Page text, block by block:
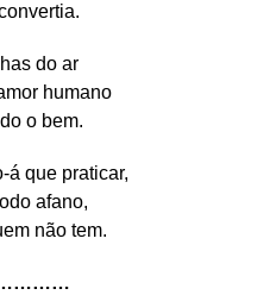
do ar
humano
o bem.
á que praticar,
afano,
não tem.